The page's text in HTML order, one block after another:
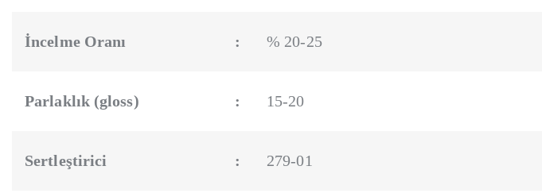
İncelme Oranı : % 20-25
Parlaklık (gloss) : 15-20
Sertleştirici : 279-01